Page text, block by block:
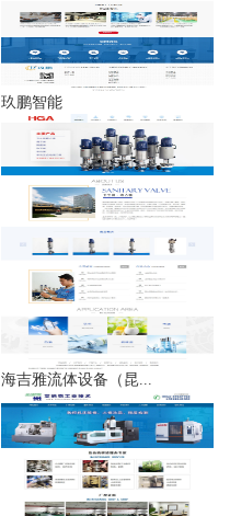
玖鹏智能
海吉雅流体设备（昆...